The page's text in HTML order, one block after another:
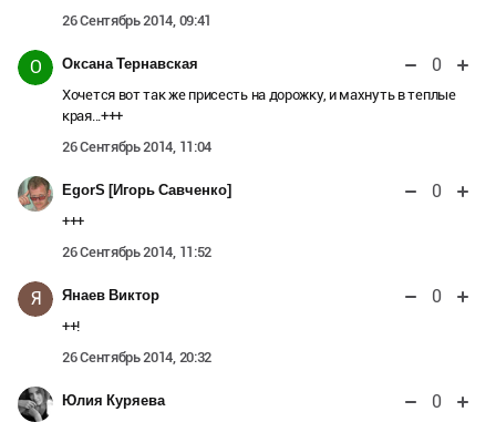
26 Сентябрь 2014, 09:41
О Оксана Тернавская 0
Хочется вот так же присесть на дорожку, и махнуть в теплые
края...+++
26 Сентябрь 2014, 11:04
EgorS [Игорь Савченко] 0
+++
26 Сентябрь 2014, 11:52
Я Янаев Виктор 0
++!
26 Сентябрь 2014, 20:32
Юлия Куряева 0